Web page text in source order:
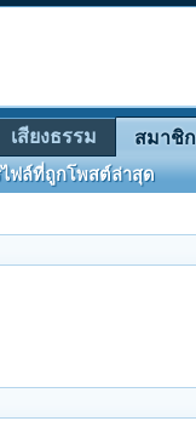
เสียงธรรม สมาชิก
ฟล์ที่ถูกโพสต์ล่าสุด